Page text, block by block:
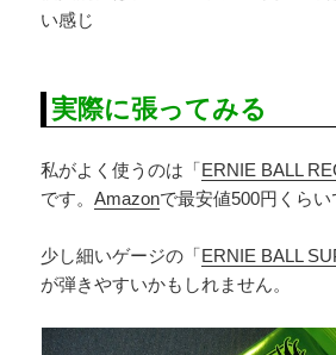
い感じ
実際に張ってみる
私がよく使うのは「ERNIE BALL
です。Amazonで最安値500円くらい
少し細いゲージの「ERNIE BALL
が弾きやすいかもしれません。